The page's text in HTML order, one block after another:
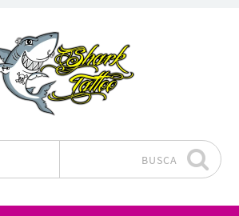
BUSCA